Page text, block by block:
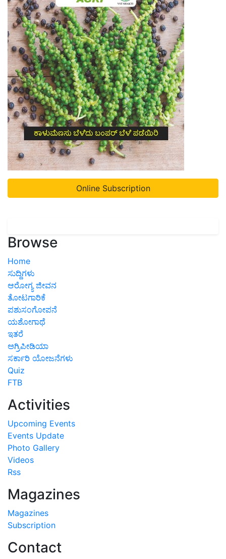
Online Subscription
Browse
Home
ಸುದ್ದಿಗಳು
ಆರೋಗ್ಯ ಜೀವನ
ತೋಟಗಾರಿಕೆ
ಪಶುಸಂಗೋಪನೆ
ಯಶೋಗಾಥೆ
ಇತರೆ
ಅಗ್ರಿಪೀಡಿಯಾ
ಸರ್ಕಾರಿ ಯೋಜನೆಗಳು
Quiz
FTB
Activities
Upcoming Events
Events Update
Photo Gallery
Videos
Rss
Magazines
Magazines
Subscription
Contact